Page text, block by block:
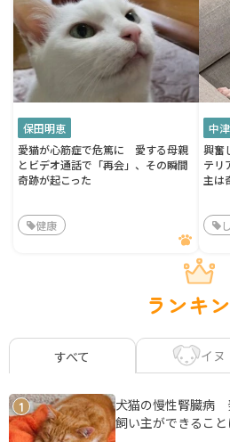
保田明恵
愛猫が心筋症で危篤に 愛する母親
とビデオ通話で「再会」、その瞬間
奇跡が起こった
健康
中
興奮
テリ
主は
ランキ
すべて イヌ
1
犬猫の慢性腎臓病
飼い主ができること